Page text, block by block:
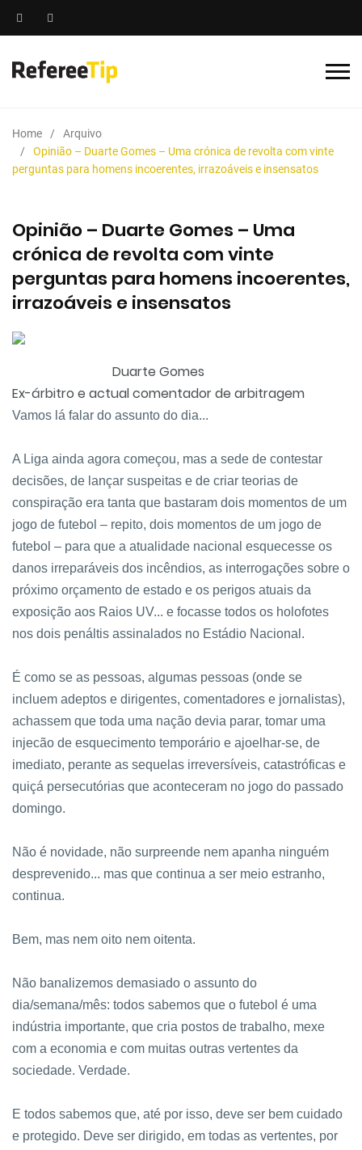
Home
Arquivo
Opinião – Duarte Gomes – Uma crónica de revolta com vinte
perguntas para homens incoerentes, irrazoáveis e insensatos
Opinião – Duarte Gomes – Uma
crónica de revolta com vinte
perguntas para homens incoerentes,
irrazoáveis e insensatos
Duarte Gomes
Ex-árbitro e actual comentador de arbitragem
Vamos lá falar do assunto do dia...
A Liga ainda agora começou, mas a sede de contestar
decisões, de lançar suspeitas e de criar teorias de
conspiração era tanta que bastaram dois momentos de um
jogo de futebol – repito, dois momentos de um jogo de
futebol – para que a atualidade nacional esquecesse os
danos irreparáveis dos incêndios, as interrogações sobre o
próximo orçamento de estado e os perigos atuais da
exposição aos Raios UV... e focasse todos os holofotes
nos dois penáltis assinalados no Estádio Nacional.
É como se as pessoas, algumas pessoas (onde se
incluem adeptos e dirigentes, comentadores e jornalistas),
achassem que toda uma nação devia parar, tomar uma
injecão de esquecimento temporário e ajoelhar-se, de
imediato, perante as sequelas irreversíveis, catastróficas e
quiçá persecutórias que aconteceram no jogo do passado
domingo.
Não é novidade, não surpreende nem apanha ninguém
desprevenido... mas que continua a ser meio estranho,
continua.
Bem, mas nem oito nem oitenta.
Não banalizemos demasiado o assunto do
dia/semana/mês: todos sabemos que o futebol é uma
indústria importante, que cria postos de trabalho, mexe
com a economia e com muitas outras vertentes da
sociedade. Verdade.
E todos sabemos que, até por isso, deve ser bem cuidado
e protegido. Deve ser dirigido, em todas as vertentes, por